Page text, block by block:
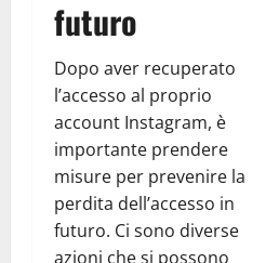
futuro
Dopo aver recuperato
l’accesso al proprio
account Instagram, è
importante prendere
misure per prevenire la
perdita dell’accesso in
futuro. Ci sono diverse
azioni che si possono